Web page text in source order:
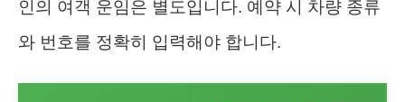
인의 여객 운임은 별도입니다. 예약 시 차량 종류
와 번호를 정확히 입력해야 합니다.